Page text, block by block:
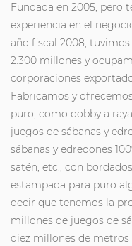
Fundada en 2005, pero
experiencia en el
año fiscal 2008,
2.300 millones y
corporaciones
Fabricamos y
puro, como dobby a
juegos de sábanas y
sábanas y edredones
satén, etc., con
estampada para puro
decir que tenemos la
millones de juegos de
diez millones de metros